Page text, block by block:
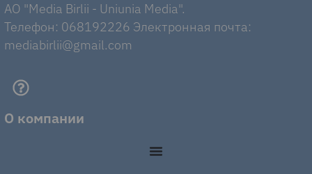
AO "Media Birlii - Uniunia Media".
Телефон: 068192226 Электронная почта:
mediabirlii@gmail.com
О компании